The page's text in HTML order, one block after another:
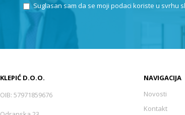
Suglasan sam da se moji podaci koriste u svrhu
KLEPIĆ D.O.O.
OIB: 57971859676
NAVIGACIJA
Novosti
Kontakt